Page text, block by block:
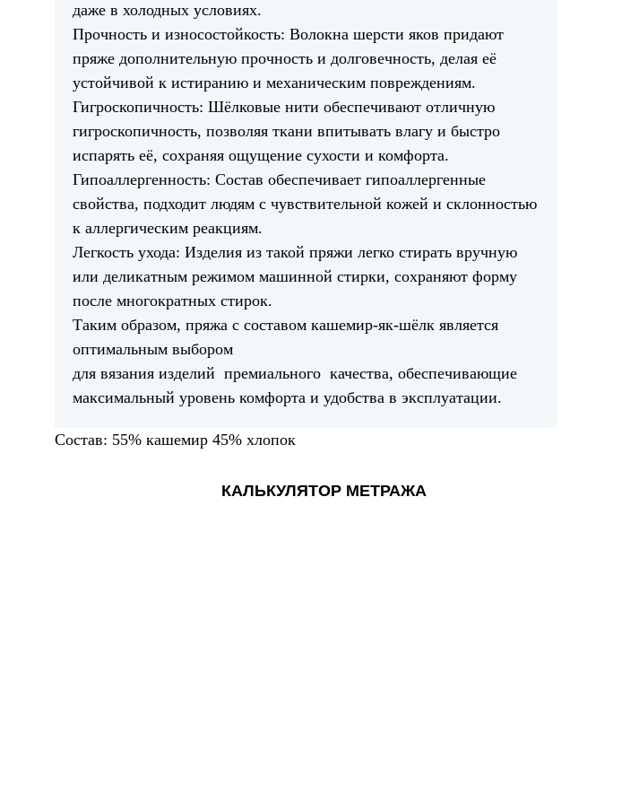
даже в холодных условиях.
Прочность и износостойкость: Волокна шерсти яков придают
пряже дополнительную прочность и долговечность, делая её
устойчивой к истиранию и механическим повреждениям.
Гигроскопичность: Шёлковые нити обеспечивают отличную
гигроскопичность, позволяя ткани впитывать влагу и быстро
испарять её, сохраняя ощущение сухости и комфорта.
Гипоаллергенность: Состав обеспечивает гипоаллергенные
свойства, подходит людям с чувствительной кожей и склонностью
к аллергическим реакциям.
Легкость ухода: Изделия из такой пряжи легко стирать вручную
или деликатным режимом машинной стирки, сохраняют форму
после многократных стирок.
Таким образом, пряжа с составом кашемир-як-шёлк является
оптимальным выбором
для вязания изделий премиального качества, обеспечивающие
максимальный уровень комфорта и удобства в эксплуатации.
Состав: 55% кашемир 45% хлопок
КАЛЬКУЛЯТОР МЕТРАЖА